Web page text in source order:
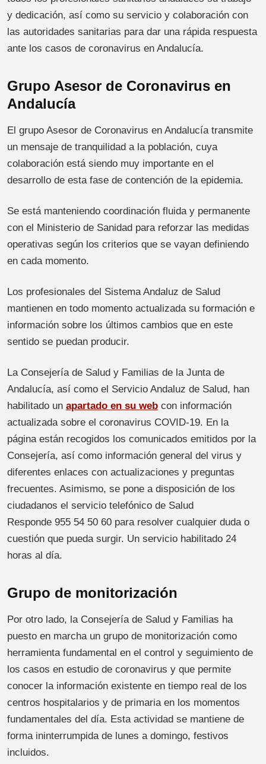
y dedicación, así como su servicio y colaboración con
las autoridades sanitarias para dar una rápida respuesta
ante los casos de coronavirus en Andalucía.
Grupo Asesor de Coronavirus en
Andalucía
El grupo Asesor de Coronavirus en Andalucía transmite
un mensaje de tranquilidad a la población, cuya
colaboración está siendo muy importante en el
desarrollo de esta fase de contención de la epidemia.
Se está manteniendo coordinación fluida y permanente
con el Ministerio de Sanidad para reforzar las medidas
operativas según los criterios que se vayan definiendo
en cada momento.
Los profesionales del Sistema Andaluz de Salud
mantienen en todo momento actualizada su formación e
información sobre los últimos cambios que en este
sentido se puedan producir.
La Consejería de Salud y Familias de la Junta de
Andalucía, así como el Servicio Andaluz de Salud, han
habilitado un apartado en su web con información
actualizada sobre el coronavirus COVID-19. En la
página están recogidos los comunicados emitidos por la
Consejería, así como información general del virus y
diferentes enlaces con actualizaciones y preguntas
frecuentes. Asimismo, se pone a disposición de los
ciudadanos el servicio telefónico de Salud
Responde 955 54 50 60 para resolver cualquier duda o
cuestión que pueda surgir. Un servicio habilitado 24
horas al día.
Grupo de monitorización
Por otro lado, la Consejería de Salud y Familias ha
puesto en marcha un grupo de monitorización como
herramienta fundamental en el control y seguimiento de
los casos en estudio de coronavirus y que permite
conocer la información existente en tiempo real de los
centros hospitalarios y de primaria en los momentos
fundamentales del día. Esta actividad se mantiene de
forma ininterrumpida de lunes a domingo, festivos
incluidos.